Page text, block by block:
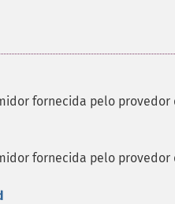
fornecida pelo provedor
fornecida pelo provedor